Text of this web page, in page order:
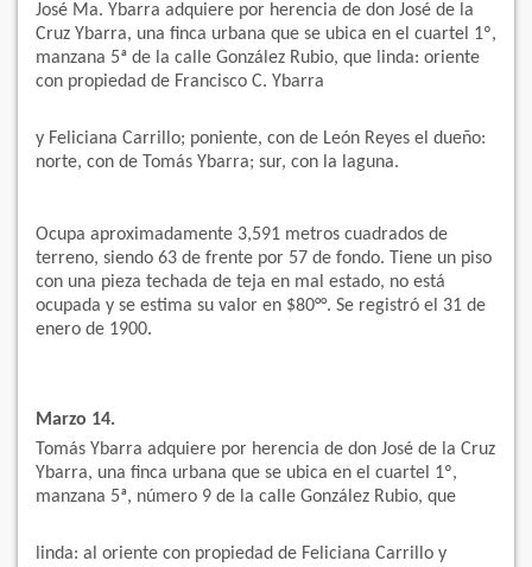
José Ma. Ybarra adquiere por herencia de don José de la
Cruz Ybarra, una finca urbana que se ubica en el cuartel 1º,
manzana 5ª de la calle González Rubio, que linda: oriente
con propiedad de Francisco C. Ybarra
y Feliciana Carrillo; poniente, con de León Reyes el dueño:
norte, con de Tomás Ybarra; sur, con la laguna.
Ocupa aproximadamente 3,591 metros cuadrados de
terreno, siendo 63 de frente por 57 de fondo. Tiene un piso
con una pieza techada de teja en mal estado, no está
ocupada y se estima su valor en $80°°. Se registró el 31 de
enero de 1900.
Marzo 14.
Tomás Ybarra adquiere por herencia de don José de la Cruz
Ybarra, una finca urbana que se ubica en el cuartel 1º,
manzana 5ª, número 9 de la calle González Rubio, que
linda: al oriente con propiedad de Feliciana Carrillo y